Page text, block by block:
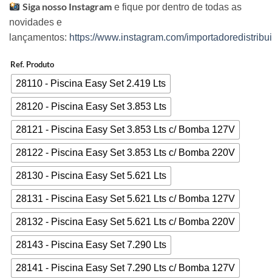
Siga nosso Instagram e fique por dentro de todas as
novidades e
lançamentos: https://www.instagram.com/
Ref. Produto
28110 - Piscina Easy Set 2.419 Lts
28120 - Piscina Easy Set 3.853 Lts
28121 - Piscina Easy Set 3.853 Lts c/ Bomba 127V
28122 - Piscina Easy Set 3.853 Lts c/ Bomba 220V
28130 - Piscina Easy Set 5.621 Lts
28131 - Piscina Easy Set 5.621 Lts c/ Bomba 127V
28132 - Piscina Easy Set 5.621 Lts c/ Bomba 220V
28143 - Piscina Easy Set 7.290 Lts
28141 - Piscina Easy Set 7.290 Lts c/ Bomba 127V